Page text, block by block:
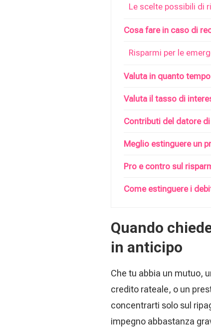
Le scelte possibili di
Cosa fare in caso di
Risparmi per le
Valuta in quanto
Valuta il tasso di
Contributi del datore
Meglio estinguere un
Pro e contro sul
Come estinguere i
Quando
in anticipo
Che tu abbia un mutuo,
credito rateale, o un
concentrarti solo sul
impegno abbastanza